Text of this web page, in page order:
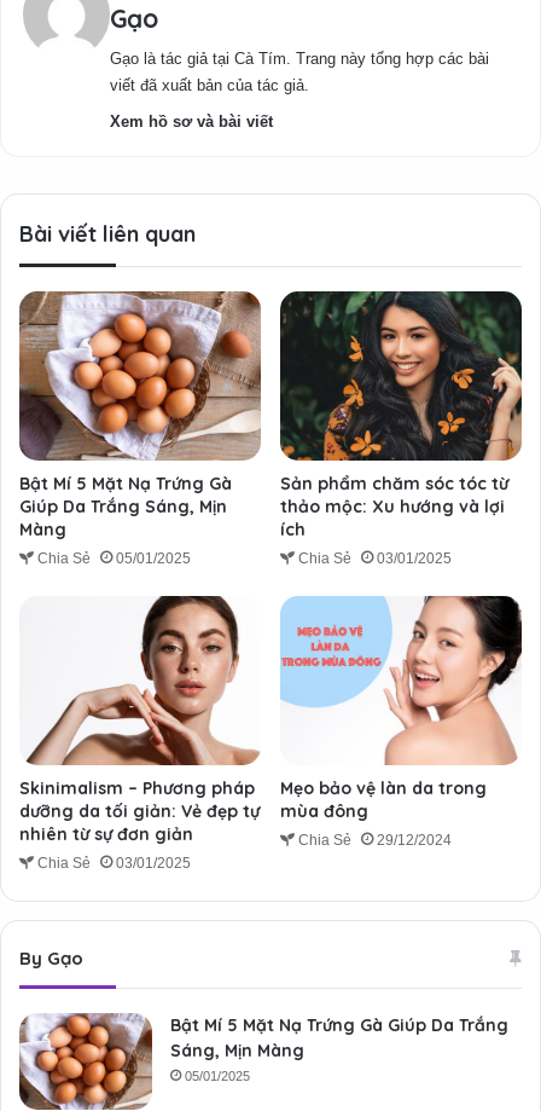
Gạo
Gạo là tác giả tại Cà Tím. Trang này tổng hợp các bài
viết đã xuất bản của tác giả.
Xem hồ sơ và bài viết
Bài viết liên quan
Bật Mí 5 Mặt Nạ Trứng Gà
Giúp Da Trắng Sáng, Mịn
Màng
Chia Sẻ 05/01/2025
Sản phẩm chăm sóc tóc từ
thảo mộc: Xu hướng và lợi
ích
Chia Sẻ 03/01/2025
Skinimalism – Phương pháp
dưỡng da tối giản: Vẻ đẹp tự
nhiên từ sự đơn giản
Chia Sẻ 03/01/2025
Mẹo bảo vệ làn da trong
mùa đông
Chia Sẻ 29/12/2024
By Gạo
Bật Mí 5 Mặt Nạ Trứng Gà Giúp Da Trắng
Sáng, Mịn Màng
05/01/2025